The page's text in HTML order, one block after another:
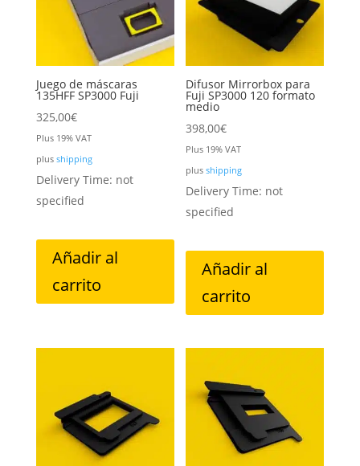
Juego de máscaras
135HFF SP3000 Fuji
325,00€
Plus 19% VAT
plus shipping
Delivery Time: not
specified
Añadir al
carrito
Difusor Mirrorbox para
Fuji SP3000 120 formato
medio
398,00€
Plus 19% VAT
plusshipping
Delivery Time: not
specified
Añadir al
carrito